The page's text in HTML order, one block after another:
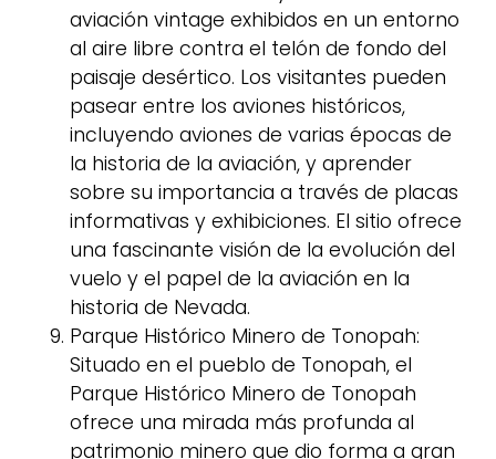
aviación vintage exhibidos en un entorno
al aire libre contra el telón de fondo del
paisaje desértico. Los visitantes pueden
pasear entre los aviones históricos,
incluyendo aviones de varias épocas de
la historia de la aviación, y aprender
sobre su importancia a través de placas
informativas y exhibiciones. El sitio ofrece
una fascinante visión de la evolución del
vuelo y el papel de la aviación en la
historia de Nevada.
Parque Histórico Minero de Tonopah:
Situado en el pueblo de Tonopah, el
Parque Histórico Minero de Tonopah
ofrece una mirada más profunda al
patrimonio minero que dio forma a gran